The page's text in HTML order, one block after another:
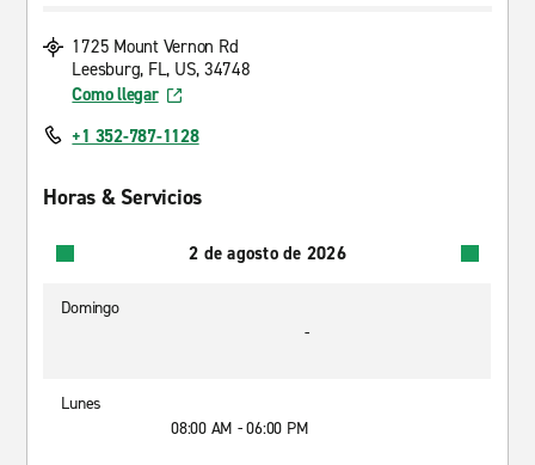
1725 Mount Vernon Rd
Leesburg, FL, US, 34748
Como llegar
+1 352-787-1128
Horas & Servicios
2 de agosto de 2026
Domingo
-
Lunes
08:00 AM - 06:00 PM